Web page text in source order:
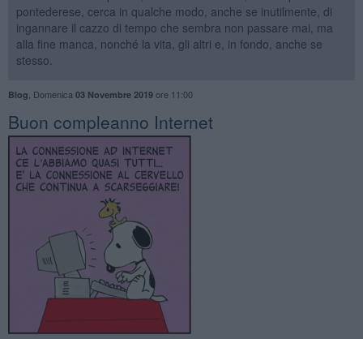
pontederese, cerca in qualche modo, anche se inutilmente, di
ingannare il cazzo di tempo che sembra non passare mai, ma
alla fine manca, nonché la vita, gli altri e, in fondo, anche se
stesso.
Blog Domenica 03 Novembre 2019ore 11:00
​Buon compleanno Internet